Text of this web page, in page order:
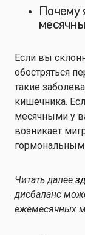
Почему
Если вы
обостряться
такие
кишечника.
месячными у
возникает
Читать далее
дисбаланс
ежемесячных